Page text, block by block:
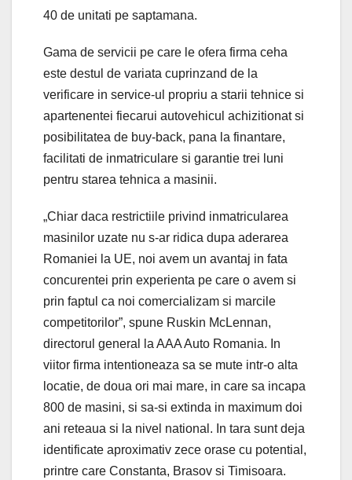
40 de unitati pe saptamana.
Gama de servicii pe care le ofera firma ceha
este destul de variata cuprinzand de la
verificare in service-ul propriu a starii tehnice si
apartenentei fiecarui autovehicul achizitionat si
posibilitatea de buy-back, pana la finantare,
facilitati de inmatriculare si garantie trei luni
pentru starea tehnica a masinii.
„Chiar daca restrictiile privind inmatricularea
masinilor uzate nu s-ar ridica dupa aderarea
Romaniei la UE, noi avem un avantaj in fata
concurentei prin experienta pe care o avem si
prin faptul ca noi comercializam si marcile
competitorilor”, spune Ruskin McLennan,
directorul general la AAA Auto Romania. In
viitor firma intentioneaza sa se mute intr-o alta
locatie, de doua ori mai mare, in care sa incapa
800 de masini, si sa-si extinda in maximum doi
ani reteaua si la nivel national. In tara sunt deja
identificate aproximativ zece orase cu potential,
printre care Constanta, Brasov si Timisoara.